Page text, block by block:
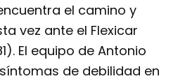
el camino y
vez ante el Flexicar
El equipo de Antonio
de debilidad en